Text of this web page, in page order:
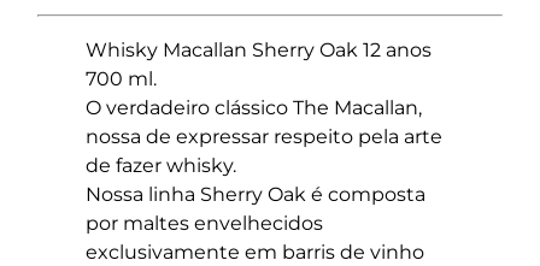
Whisky Macallan Sherry Oak 12 anos
700 ml.
O verdadeiro clássico The Macallan,
nossa de expressar respeito pela arte
de fazer whisky.
Nossa linha Sherry Oak é composta
por maltes envelhecidos
exclusivamente em barris de vinho